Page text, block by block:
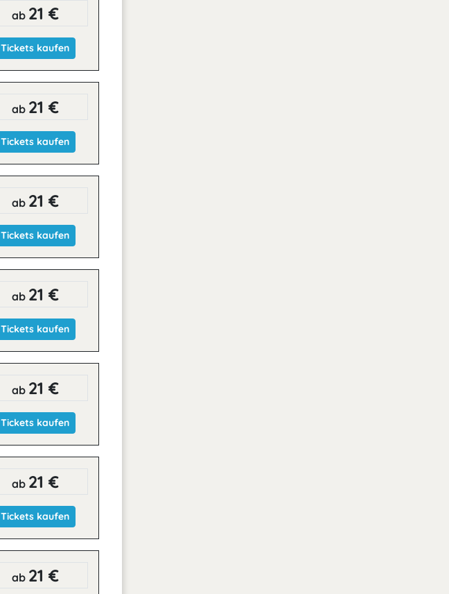
ab 21 €
Tickets kaufen
ab 21 €
Tickets kaufen
ab 21 €
Tickets kaufen
ab 21 €
Tickets kaufen
ab 21 €
Tickets kaufen
ab 21 €
Tickets kaufen
ab 21 €